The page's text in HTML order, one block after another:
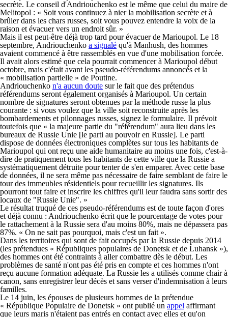
secrète. Le conseil d'Andriouchenko est le même que celui du maire de
Melitopol : « Soit vous continuez à nier la mobilisation secrète et à
brûler dans les chars russes, soit vous pouvez entendre la voix de la
raison et évacuer vers un endroit sûr. »
Mais il est peut-être déjà trop tard pour évacuer de Marioupol. Le 18
septembre, Andriouchenko a signalé qu'à Manhush, des hommes
avaient commencé à être rassemblés en vue d'une mobilisation forcée.
Il avait alors estimé que cela pourrait commencer à Marioupol début
octobre, mais c'était avant les pseudo-référendums annoncés et la
« mobilisation partielle » de Poutine.
Andriouchenko n'a aucun doute sur le fait que des prétendus
référendums seront également organisés à Marioupol. Un certain
nombre de signatures seront obtenues par la méthode russe la plus
courante : si vous voulez que la ville soit reconstruite après les
bombardements et pilonnages russes, signez le formulaire. Il prévoit
toutefois que « la majeure partie du "référendum" aura lieu dans les
bureaux de Russie Unie [le parti au pouvoir en Russie]. Le parti
dispose de données électroniques complètes sur tous les habitants de
Marioupol qui ont reçu une aide humanitaire au moins une fois, c'est-à-
dire de pratiquement tous les habitants de cette ville que la Russie a
systématiquement détruite pour tenter de s'en emparer. Avec cette base
de données, il ne sera même pas nécessaire de faire semblant de faire le
tour des immeubles résidentiels pour recueillir les signatures. Ils
pourront tout faire et inscrire les chiffres qu'il leur faudra sans sortir des
locaux de "Russie Unie". »
Le résultat truqué de ces pseudo-référendums est de toute façon d'ores
et déjà connu : Andriouchenko écrit que le pourcentage de votes pour
le rattachement à la Russie sera d'au moins 80%, mais ne dépassera pas
87%. « On ne sait pas pourquoi, mais c'est un fait ».
Dans les territoires qui sont de fait occupés par la Russie depuis 2014
(les prétendues « Républiques populaires de Donetsk et de Luhansk »),
des hommes ont été contraints à aller combattre dès le début. Les
problèmes de santé n'ont pas été pris en compte et ces hommes n'ont
reçu aucune formation adéquate. La Russie les a utilisés comme chair à
canon, sans enregistrer leur décès et sans verser d'indemnisation à leurs
familles.
Le 14 juin, les épouses de plusieurs hommes de la prétendue
« République Populaire de Donetsk » ont publié un appel affirmant
que leurs maris n'étaient pas entrés en contact avec elles et qu'on